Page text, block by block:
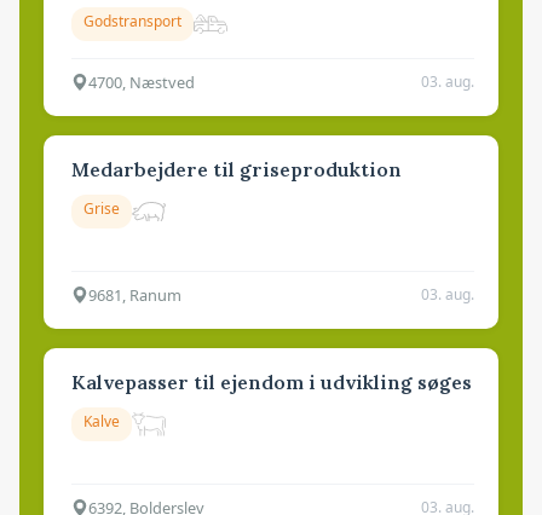
Godstransport
4700, Næstved 03. aug.
Medarbejdere til griseproduktion
Grise
9681, Ranum 03. aug.
Kalvepasser til ejendom i udvikling søges
Kalve
6392, Bolderslev 03. aug.